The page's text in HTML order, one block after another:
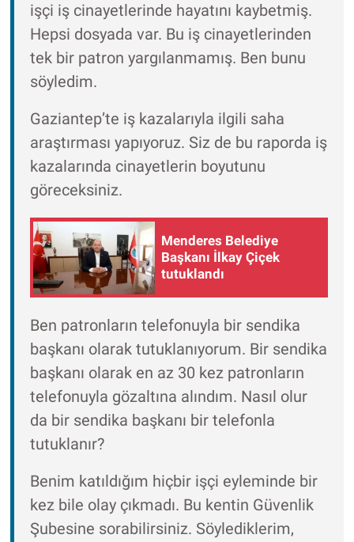
işçi iş cinayetlerinde hayatını kaybetmiş.
Hepsi dosyada var. Bu iş cinayetlerinden
tek bir patron yargılanmamış. Ben bunu
söyledim.
Gaziantep’te iş kazalarıyla ilgili saha
araştırması yapıyoruz. Siz de bu raporda iş
kazalarında cinayetlerin boyutunu
göreceksiniz.
Menderes Belediye
Başkanı İlkay Çiçek
tutuklandı
Ben patronların telefonuyla bir sendika
başkanı olarak tutuklanıyorum. Bir sendika
başkanı olarak en az 30 kez patronların
telefonuyla gözaltına alındım. Nasıl olur
da bir sendika başkanı bir telefonla
tutuklanır?
Benim katıldığım hiçbir işçi eyleminde bir
kez bile olay çıkmadı. Bu kentin Güvenlik
Şubesine sorabilirsiniz. Söylediklerim,